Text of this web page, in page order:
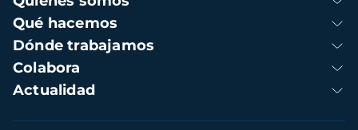
principal
Qué hacemos
Dónde trabajamos
Colabora
Actualidad